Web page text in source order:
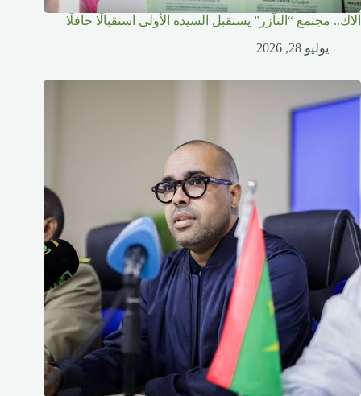
ألاك.. مجتمع “التآزر” يستقبل السيدة الأولى استقبالًا حافلًا
يوليو 28, 2026